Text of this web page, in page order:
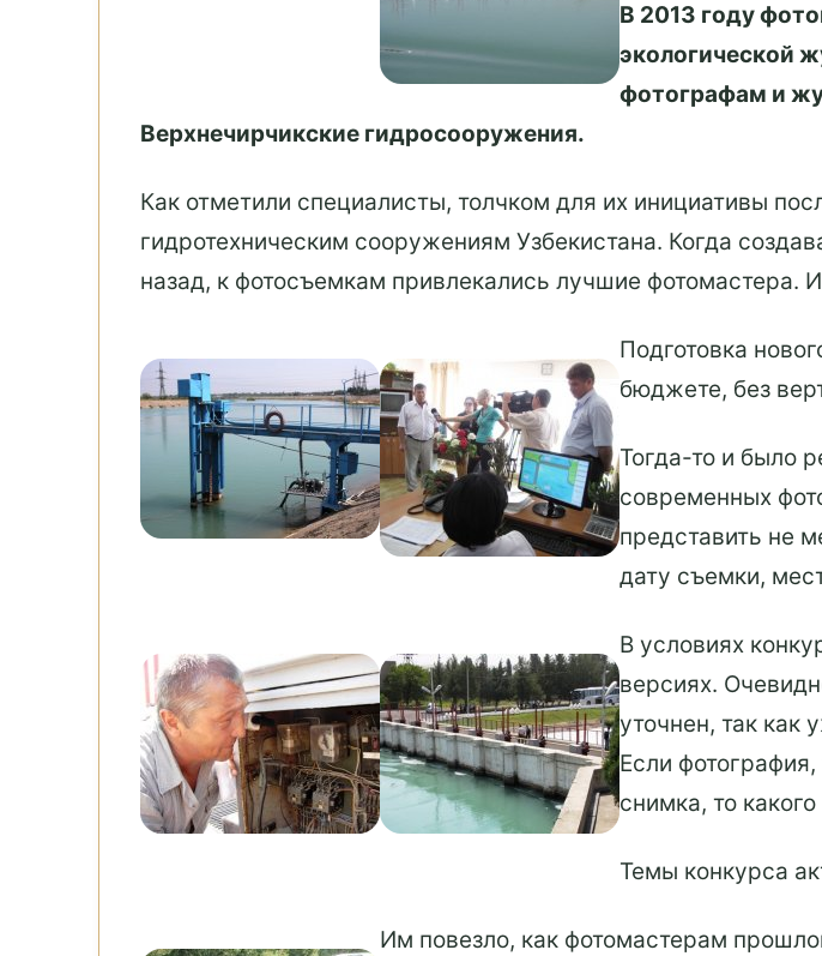
В 2013 году
экологической
фотографам и
Верхнечирчикские гидросооружения.
Как отметили специалисты, толчком для их инициативы
гидротехническим сооружениям Узбекистана. Когда
назад, к фотосъемкам привлекались лучшие фотомастера.
Подготовка
бюджете, без
Тогда-то и было
современных
представить не
дату съемки,
В условиях
версиях.
уточнен, так как
Если
снимка, то какого
Темы конкурса
Им повезло, как фотомастерам